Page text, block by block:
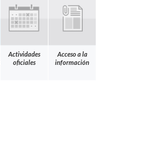
Actividades
oficiales
Acceso a la
información